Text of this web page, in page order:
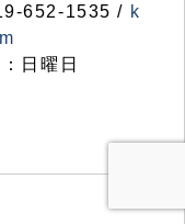
652-1535 / k
日曜日